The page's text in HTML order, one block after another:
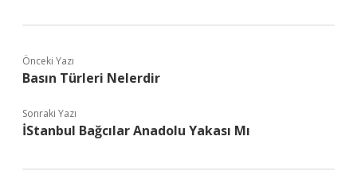
Önceki Yazı
Basın Türleri Nelerdir
Sonraki Yazı
İStanbul Bağcılar Anadolu Yakası Mı